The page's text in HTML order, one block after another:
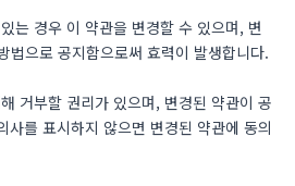
는 경우 이 약관을 변경할 수 있으며, 변
법으로 공지함으로써 효력이 발생합니다.
거부할 권리가 있으며, 변경된 약관이 공
를 표시하지 않으면 변경된 약관에 동의